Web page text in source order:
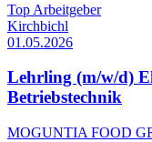
Top Arbeitgeber
Kirchbichl
01.05.2026
Lehrling (m/w/d)
Betriebstechnik
MOGUNTIA FOOD